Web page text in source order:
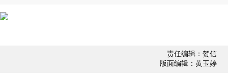
责任编辑：贺信
版面编辑：黄玉婷